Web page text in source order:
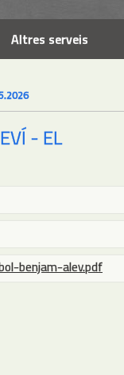
Altres serveis
- EL
benjam-alev.pdf